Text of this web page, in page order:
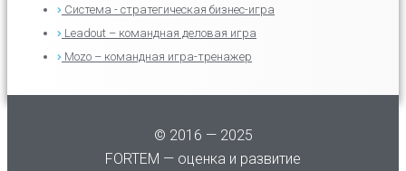
Система - стратегическая бизнес-игра
Leadout – командная деловая игра
Mozo – командная игра-тренажер
© 2016 — 2025
FORTEM — оценка и развитие